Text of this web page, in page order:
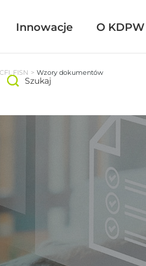
Innowacje O KDPW
Szukaj
Innowacje O KDPW
Szukaj
FISN Wzory dokumentów